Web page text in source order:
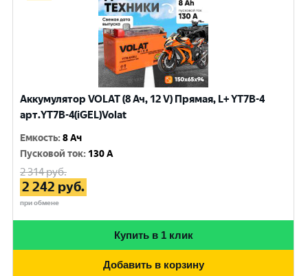
Аккумулятор VOLAT (8 Ач, 12 V) Прямая, L+ YT7B-4
арт.YT7B-4(iGEL)Volat
Емкость:8 Ач
Пусковой ток: 130 A
2 314руб.
2 242 руб.
при обмене
Купить в 1 клик
Добавить в корзину